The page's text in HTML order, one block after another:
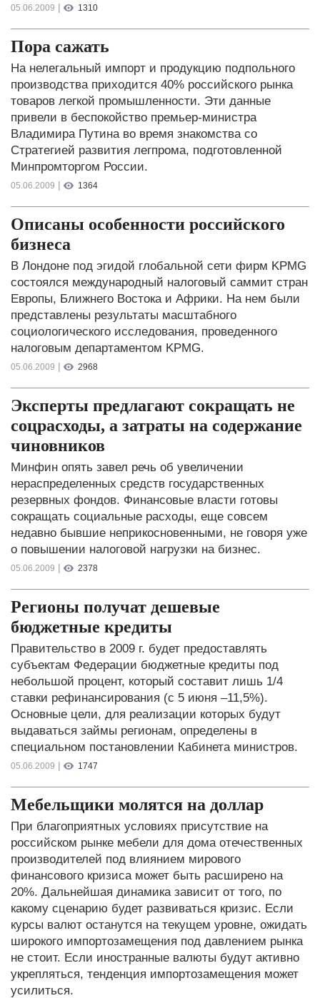
05.06.2009 | 1310
Пора сажать
На нелегальный импорт и продукцию подпольного
производства приходится 40% российского рынка
товаров легкой промышленности. Эти данные
привели в беспокойство премьер-министра
Владимира Путина во время знакомства со
Стратегией развития легпрома, подготовленной
Минпромторгом России.
05.06.2009 | 1364
Описаны особенности российского
бизнеса
В Лондоне под эгидой глобальной сети фирм KPMG
состоялся международный налоговый саммит стран
Европы, Ближнего Востока и Африки. На нем были
представлены результаты масштабного
социологического исследования, проведенного
налоговым департаментом KPMG.
05.06.2009 | 2968
Эксперты предлагают сокращать не
соцрасходы, а затраты на содержание
чиновников
Минфин опять завел речь об увеличении
нераспределенных средств государственных
резервных фондов. Финансовые власти готовы
сокращать социальные расходы, еще совсем
недавно бывшие неприкосновенными, не говоря уже
о повышении налоговой нагрузки на бизнес.
05.06.2009 | 2378
Регионы получат дешевые
бюджетные кредиты
Правительство в 2009 г. будет предоставлять
субъектам Федерации бюджетные кредиты под
небольшой процент, который составит лишь 1/4
ставки рефинансирования (с 5 июня –11,5%).
Основные цели, для реализации которых будут
выдаваться займы регионам, определены в
специальном постановлении Кабинета министров.
05.06.2009 | 1747
Мебельщики молятся на доллар
При благоприятных условиях присутствие на
российском рынке мебели для дома отечественных
производителей под влиянием мирового
финансового кризиса может быть расширено на
20%. Дальнейшая динамика зависит от того, по
какому сценарию будет развиваться кризис. Если
курсы валют останутся на текущем уровне, ожидать
широкого импортозамещения под давлением рынка
не стоит. Если иностранные валюты будут активно
укрепляться, тенденция импортозамещения может
усилиться.